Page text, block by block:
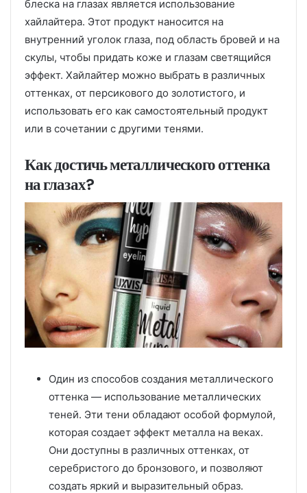
блеска на глазах является использование
хайлайтера. Этот продукт наносится на
внутренний уголок глаза, под область бровей и на
скулы, чтобы придать коже и глазам светящийся
эффект. Хайлайтер можно выбрать в различных
оттенках, от персикового до золотистого, и
использовать его как самостоятельный продукт
или в сочетании с другими тенями.
Как достичь металлического оттенка
на глазах?
Один из способов создания металлического
оттенка — использование металлических
теней. Эти тени обладают особой формулой,
которая создает эффект металла на веках.
Они доступны в различных оттенках, от
серебристого до бронзового, и позволяют
создать яркий и выразительный образ.